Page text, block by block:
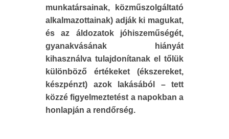
munkatársainak, közműszolgáltató
alkalmazottainak) adják ki magukat,
és az áldozatok jóhiszeműségét,
gyanakvásának hiányát
kihasználva tulajdonítanak el tőlük
különböző értékeket (ékszereket,
készpénzt) azok lakásából – tett
közzé figyelmeztetést a napokban a
honlapján a rendőrség.